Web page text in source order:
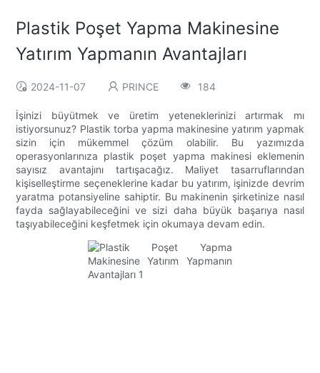
Plastik Poşet Yapma Makinesine
Yatırım Yapmanın Avantajları
2024-11-07 PRINCE 184
İşinizi büyütmek ve üretim yeteneklerinizi artırmak mı
istiyorsunuz? Plastik torba yapma makinesine yatırım yapmak
sizin için mükemmel çözüm olabilir. Bu yazımızda
operasyonlarınıza plastik poşet yapma makinesi eklemenin
sayısız avantajını tartışacağız. Maliyet tasarruflarından
kişiselleştirme seçeneklerine kadar bu yatırım, işinizde devrim
yaratma potansiyeline sahiptir. Bu makinenin şirketinize nasıl
fayda sağlayabileceğini ve sizi daha büyük başarıya nasıl
taşıyabileceğini keşfetmek için okumaya devam edin.